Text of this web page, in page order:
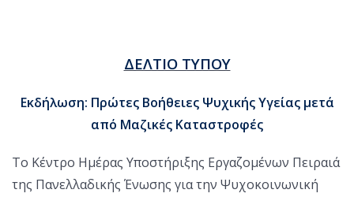
ΔΕΛΤΙΟ ΤΥΠΟΥ
Εκδήλωση: Πρώτες Βοήθειες Ψυχικής Υγείας μετά
από Μαζικές Καταστροφές
Το Κέντρο Ημέρας Υποστήριξης Εργαζομένων Πειραιά
της Πανελλαδικής Ένωσης για την Ψυχοκοινωνική